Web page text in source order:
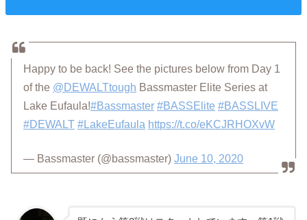
Happy to be back! See the pictures below from Day 1
of the @DEWALTtough Bassmaster Elite Series at
Lake Eufaula!#Bassmaster #BASSElite #BASSLIVE
#DEWALT #LakeEufaula https://t.co/eKCJRHOXvW
— Bassmaster (@bassmaster)June 10, 2020